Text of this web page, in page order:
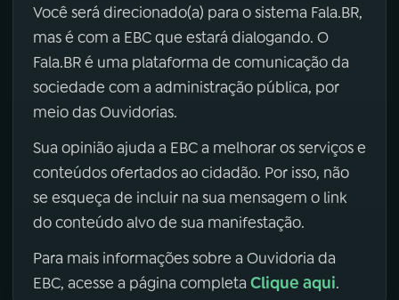
Você será direcionado(a) para o sistema Fala.BR,
mas é com a EBC que estará dialogando. O
Fala.BR é uma plataforma de comunicação da
sociedade com a administração pública, por
meio das Ouvidorias.
Sua opinião ajuda a EBC a melhorar os serviços e
conteúdos ofertados ao cidadão. Por isso, não
se esqueça de incluir na sua mensagem o link
do conteúdo alvo de sua manifestação.
Para mais informações sobre a Ouvidoria da
EBC, acesse a página completa Clique aqui.